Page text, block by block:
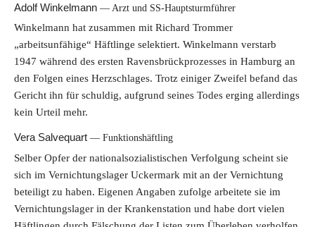
Adolf Winkelmann Arzt und SS-Hauptsturmführer
Winkelmann hat zusammen mit Richard Trommer
„arbeitsunfähige“ Häftlinge selektiert. Winkelmann verstarb
1947 während des ersten Ravensbrückprozesses in Hamburg an
den Folgen eines Herzschlages. Trotz einiger Zweifel befand das
Gericht ihn für schuldig, aufgrund seines Todes erging allerdings
kein Urteil mehr.
Vera Salvequart Funktionshäftling
Selber Opfer der nationalsozialistischen Verfolgung scheint sie
sich im Vernichtungslager Uckermark mit an der Vernichtung
beteiligt zu haben. Eigenen Angaben zufolge arbeitete sie im
Vernichtungslager in der Krankenstation und habe dort vielen